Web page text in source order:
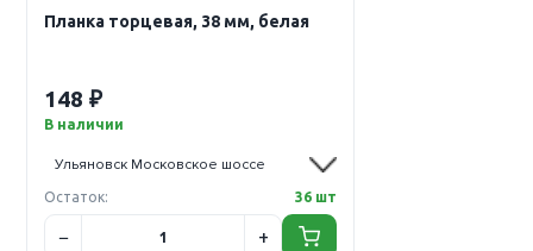
Планка торцевая, 38 мм, белая
148 ₽
В наличии
Остаток: 36 шт